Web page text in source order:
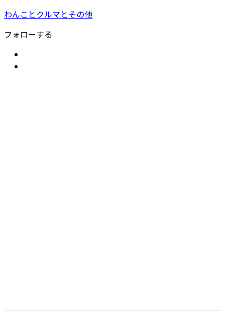
わんことクルマとその他
フォローする